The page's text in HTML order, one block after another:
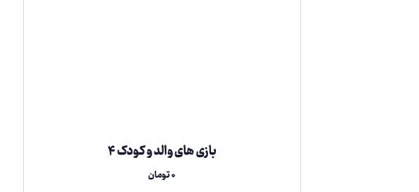
بازی های والد و کودک ۴
۰تومان